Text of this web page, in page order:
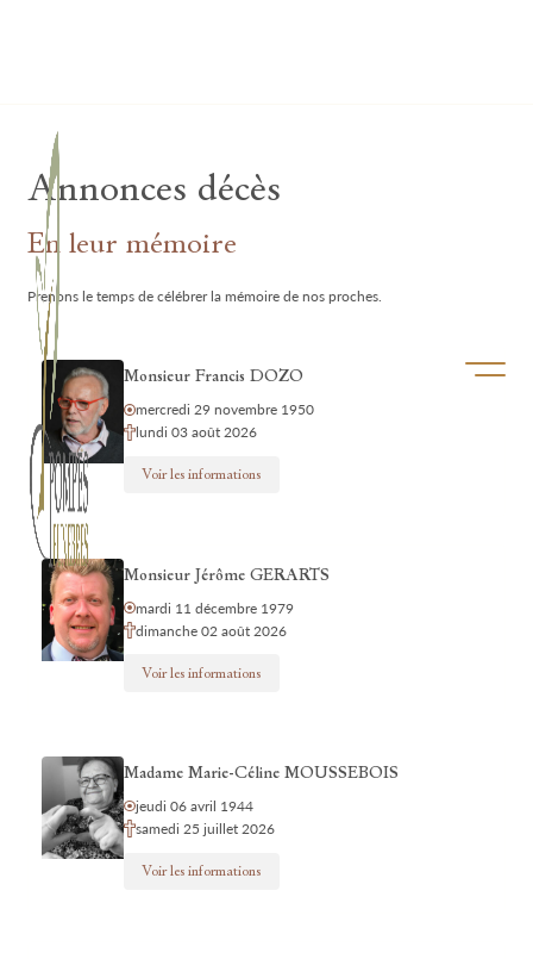
Ouvrir/
Annonces décès
En leur mémoire
Prenons le temps de célébrer la mémoire de nos proches.
Monsieur Francis DOZO
mercredi 29 novembre 1950
lundi 03 août 2026
Voir les informations
Monsieur Jérôme GERARTS
mardi 11 décembre 1979
dimanche 02 août 2026
Voir les informations
Madame Marie-Céline MOUSSEBOIS
jeudi 06 avril 1944
samedi 25 juillet 2026
Voir les informations